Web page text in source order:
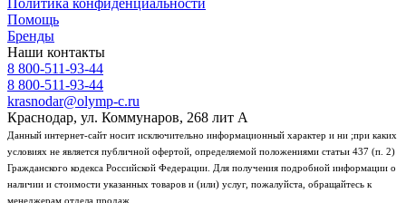
Политика конфиденциальности
Помощь
Бренды
Наши контакты
8 800-511-93-44
8 800-511-93-44
krasnodar@olymp-c.ru
Краснодар, ул. Коммунаров, 268 лит А
Данный интернет-сайт носит исключительно информационный характер и ни ;при каких
условиях не является публичной офертой, определяемой положениями статьи 437 (п. 2)
Гражданского кодекса Российской Федерации. Для получения подробной информации о
наличии и стоимости указанных товаров и (или) услуг, пожалуйста, обращайтесь к